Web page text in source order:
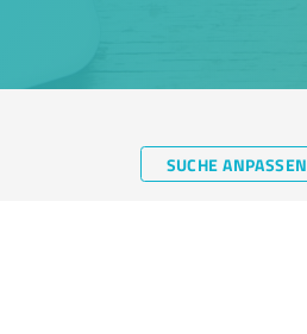
SUCHE ANPASSEN